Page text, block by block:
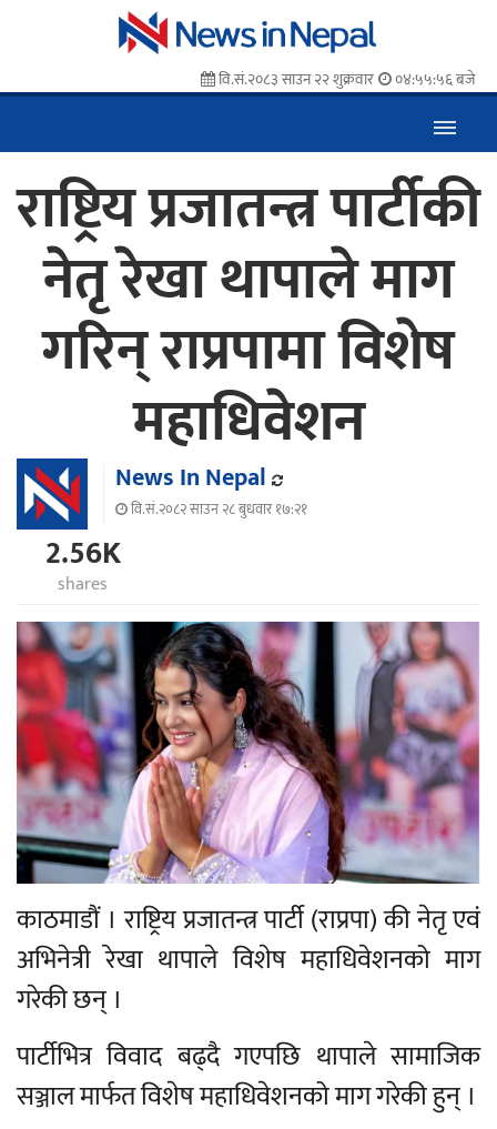
वि.सं.२०८३ साउन २२ शुक्रवार ०४:५५:५७ बजे
राष्ट्रिय प्रजातन्त्र पार्टीकी
नेतृ रेखा थापाले माग
गरिन् राप्रपामा विशेष
महाधिवेशन
News In Nepal
वि.सं.२०८२ साउन २८ बुधवार १७:२१
2.56K
shares
काठमाडौं । राष्ट्रिय प्रजातन्त्र पार्टी (राप्रपा) की नेतृ एवं
अभिनेत्री रेखा थापाले विशेष महाधिवेशनको माग
गरेकी छन् ।
पार्टीभित्र विवाद बढ्दै गएपछि थापाले सामाजिक
सञ्जाल मार्फत विशेष महाधिवेशनको माग गरेकी हुन् ।